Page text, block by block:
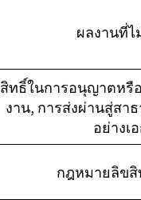
ผลงานที่
สิทธิ์ในการอนุญาตหรื
งาน, การส่งผ่านสู่สา
อย่างเ
กฎหมายลิข